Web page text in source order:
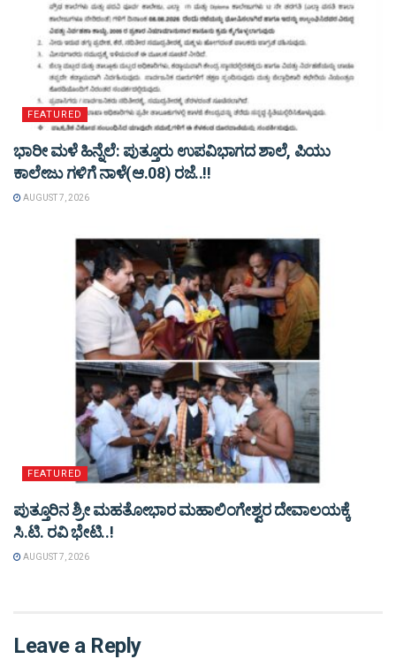
FEATURED
ಭಾರೀ ಮಳೆ ಹಿನ್ನೆಲೆ: ಪುತ್ತೂರು ಉಪವಿಭಾಗದ ಶಾಲೆ, ಪಿಯು
ಕಾಲೇಜು ಗಳಿಗೆ ನಾಳೆ(ಆ.08) ರಜೆ..!!
AUGUST 7, 2026
FEATURED
ಪುತ್ತೂರಿನ ಶ್ರೀ ಮಹತೋಭಾರ ಮಹಾಲಿಂಗೇಶ್ವರ ದೇವಾಲಯಕ್ಕೆ
ಸಿ.ಟಿ. ರವಿ ಭೇಟಿ..!
AUGUST 7, 2026
Leave a Reply